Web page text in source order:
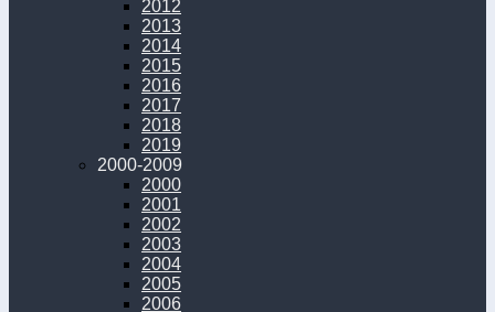
2012
2013
2014
2015
2016
2017
2018
2019
2000-2009
2000
2001
2002
2003
2004
2005
2006